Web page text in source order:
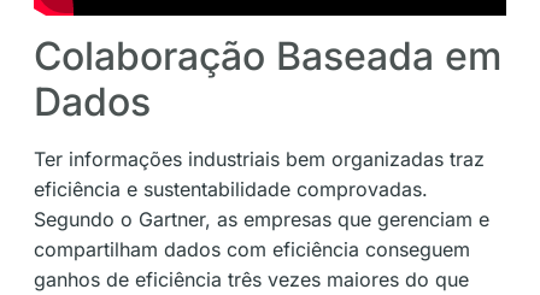
Colaboração Baseada em
Dados
Ter informações industriais bem organizadas traz
eficiência e sustentabilidade comprovadas.
Segundo o Gartner, as empresas que gerenciam e
compartilham dados com eficiência conseguem
ganhos de eficiência três vezes maiores do que